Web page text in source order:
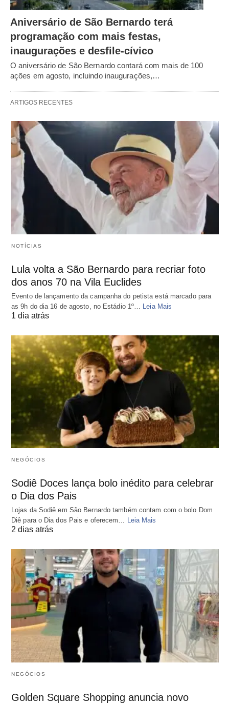
Aniversário de São Bernardo terá
programação com mais festas,
inaugurações e desfile-cívico
O aniversário de São Bernardo contará com mais de 100
ações em agosto, incluindo inaugurações,…
ARTIGOS RECENTES
NOTÍCIAS
Lula volta a São Bernardo para recriar foto
dos anos 70 na Vila Euclides
Evento de lançamento da campanha do petista está marcado para
as 9h do dia 16 de agosto, no Estádio 1º… Leia Mais
1 dia atrás
NEGÓCIOS
Sodiê Doces lança bolo inédito para celebrar
o Dia dos Pais
Lojas da Sodiê em São Bernardo também contam com o bolo Dom
Diê para o Dia dos Pais e oferecem… Leia Mais
2 dias atrás
NEGÓCIOS
Golden Square Shopping anuncia novo